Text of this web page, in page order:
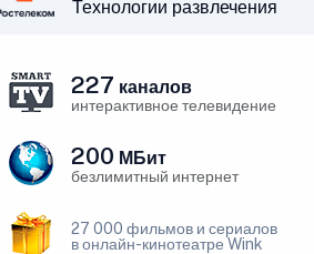
Технологии развлечения
227 каналов
интерактивное телевидение
200 МБит
безлимитный интернет
27 000 фильмов и сериалов
в онлайн-кинотеатре Wink